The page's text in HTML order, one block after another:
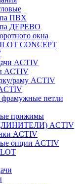
ПВХ
ДЕРЕВО
окна
CONCEPT
ACTIV
ACTIV
раму ACTIV
петли
прижимы
ACTIV
ACTIV
опции ACTIV